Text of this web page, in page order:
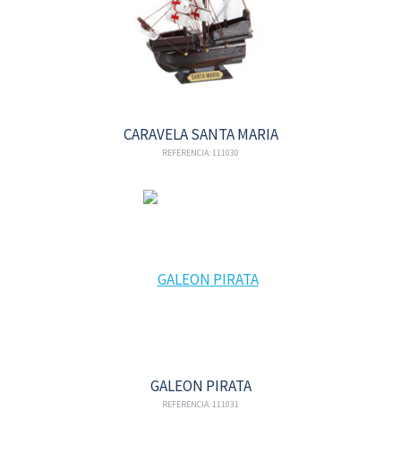
CARAVELA SANTA MARIA
REFERENCIA: 111030
GALEON PIRATA
REFERENCIA: 111031